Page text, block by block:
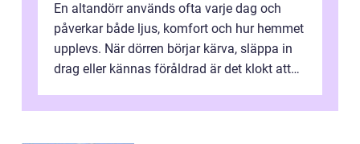
En altandörr används ofta varje dag och
påverkar både ljus, komfort och hur hemmet
upplevs. När dörren börjar kärva, släppa in
drag eller kännas föråldrad är det klokt att